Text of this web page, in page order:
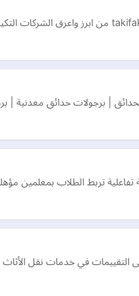
| برجولات حدائق معدنية |
تفاعلية تربط الطلاب
في خدمات نقل الأثاث